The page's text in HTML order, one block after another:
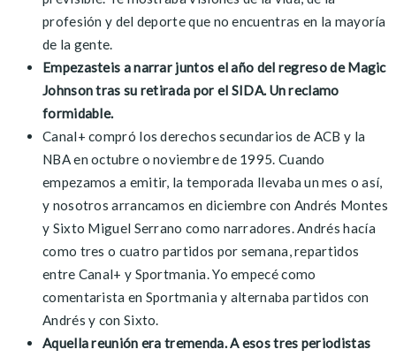
profesión y del deporte que no encuentras en la mayoría
de la gente.
Empezasteis a narrar juntos el año del regreso de Magic
Johnson tras su retirada por el SIDA. Un reclamo
formidable.
Canal+ compró los derechos secundarios de ACB y la
NBA en octubre o noviembre de 1995. Cuando
empezamos a emitir, la temporada llevaba un mes o así,
y nosotros arrancamos en diciembre con Andrés Montes
y Sixto Miguel Serrano como narradores. Andrés hacía
como tres o cuatro partidos por semana, repartidos
entre Canal+ y Sportmania. Yo empecé como
comentarista en Sportmania y alternaba partidos con
Andrés y con Sixto.
Aquella reunión era tremenda. A esos tres periodistas